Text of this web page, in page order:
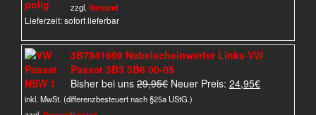
zzgl.Versand
Lieferzeit: sofort lieferbar
3B7941699 Nebelscheinwerfer Links VW
Passat 3B3 3B6 00-05
Bisher bei uns 29,95€ Ursprünglicher
Preis
Neuer Preis: 24,95€Aktueller
inkl. MwSt. (differenzbesteuert nach §25a UStG.)